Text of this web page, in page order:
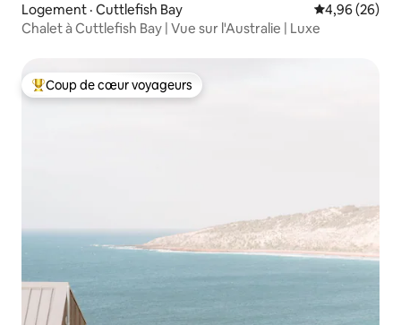
Logement · Cuttlefish Bay Note
4,96 (26)
Chalet à Cuttlefish Bay | Vue sur l'Australie | Luxe
Coup de cœur voyageurs parmi les plus aimés
Coup de cœur voyageurs